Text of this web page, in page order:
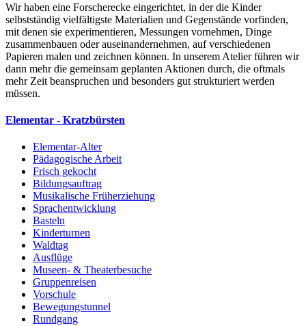
Wir haben eine Forscherecke eingerichtet, in der die Kinder
selbstständig vielfältigste Materialien und Gegenstände vorfinden,
mit denen sie experimentieren, Messungen vornehmen, Dinge
zusammenbauen oder auseinandernehmen, auf verschiedenen
Papieren malen und zeichnen können. In unserem Atelier führen wir
dann mehr die gemeinsam geplanten Aktionen durch, die oftmals
mehr Zeit beanspruchen und besonders gut strukturiert werden
müssen.
Elementar - Kratzbürsten
Elementar-Alter
Pädagogische Arbeit
Frisch gekocht
Bildungsauftrag
Musikalische Früherziehung
Sprachentwicklung
Basteln
Kinderturnen
Waldtag
Ausflüge
Museen- & Theaterbesuche
Gruppenreisen
Vorschule
Bewegungstunnel
Rundgang